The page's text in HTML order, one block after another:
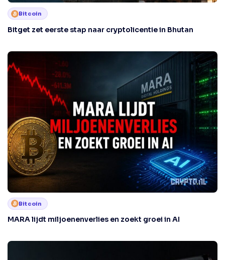
Bitcoin
Bitget zet eerste stap naar cryptolicentie in Bhutan
Bitcoin
MARA lijdt miljoenenverlies en zoekt groei in AI